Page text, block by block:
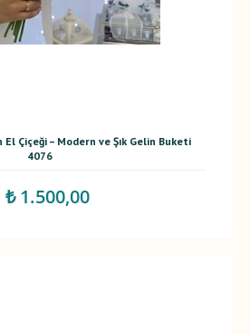
Çiçeği – Modern ve Şık Gelin Buketi
4076
₺ 1.500,00